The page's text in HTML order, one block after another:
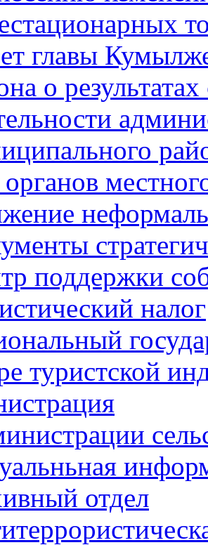
главы
о
поддержки
налог
туристской
отдел